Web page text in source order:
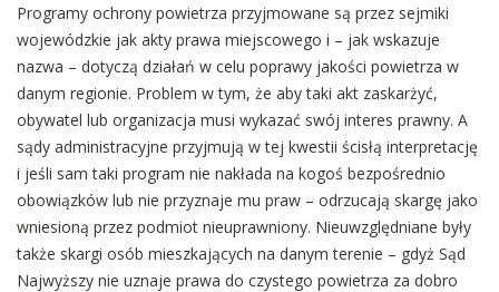
Programy ochrony powietrza przyjmowane są przez sejmiki
wojewódzkie jak akty prawa miejscowego i – jak wskazuje
nazwa – dotyczą działań w celu poprawy jakości powietrza w
danym regionie. Problem w tym, że aby taki akt zaskarżyć,
obywatel lub organizacja musi wykazać swój interes prawny. A
sądy administracyjne przyjmują w tej kwestii ścisłą interpretację
i jeśli sam taki program nie nakłada na kogoś bezpośrednio
obowiązków lub nie przyznaje mu praw – odrzucają skargę jako
wniesioną przez podmiot nieuprawniony. Nieuwzględniane były
także skargi osób mieszkających na danym terenie – gdyż Sąd
Najwyższy nie uznaje prawa do czystego powietrza za dobro